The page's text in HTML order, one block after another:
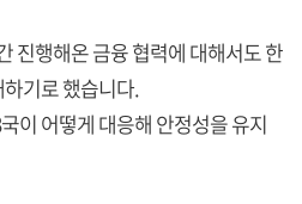
진행해온 금융 협력에 대해서도 한
기로 했습니다.
이 어떻게 대응해 안정성을 유지